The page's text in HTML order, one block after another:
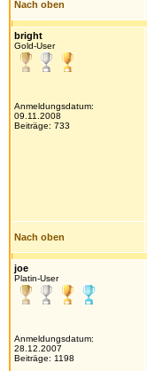
Nach oben
bright
Gold-User
Anmeldungsdatum:
09.11.2008
Beiträge: 733
Nach oben
joe
Platin-User
Anmeldungsdatum:
28.12.2007
Beiträge: 1198